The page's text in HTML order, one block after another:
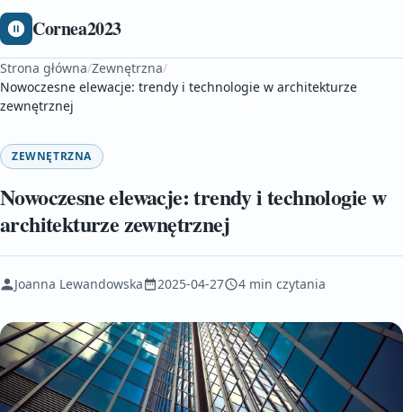
Cornea2023
Strona główna/Zewnętrzna/
Nowoczesne elewacje: trendy i technologie w architekturze
zewnętrznej
ZEWNĘTRZNA
Nowoczesne elewacje: trendy i technologie w
architekturze zewnętrznej
Joanna Lewandowska 2025-04-27 4 min czytania